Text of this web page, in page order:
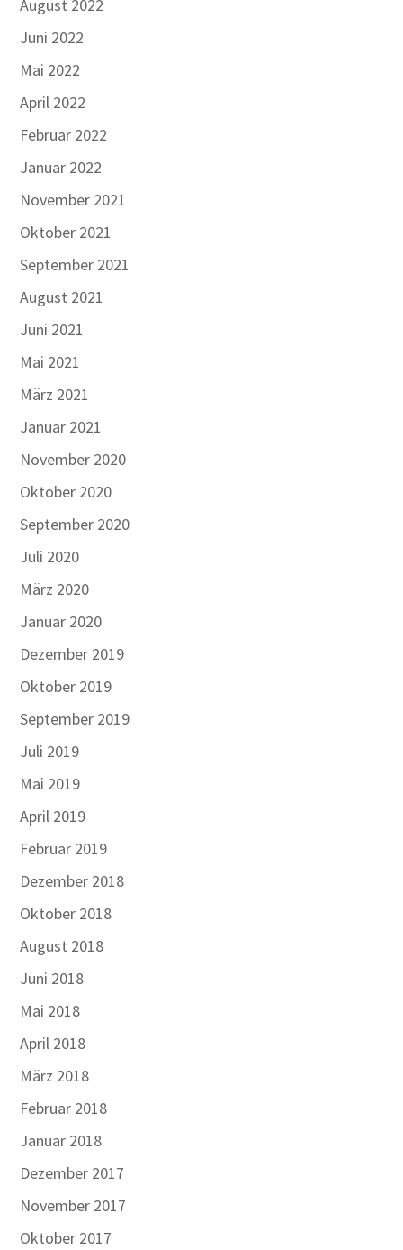
August 2022
Juni 2022
Mai 2022
April 2022
Februar 2022
Januar 2022
November 2021
Oktober 2021
September 2021
August 2021
Juni 2021
Mai 2021
März 2021
Januar 2021
November 2020
Oktober 2020
September 2020
Juli 2020
März 2020
Januar 2020
Dezember 2019
Oktober 2019
September 2019
Juli 2019
Mai 2019
April 2019
Februar 2019
Dezember 2018
Oktober 2018
August 2018
Juni 2018
Mai 2018
April 2018
März 2018
Februar 2018
Januar 2018
Dezember 2017
November 2017
Oktober 2017